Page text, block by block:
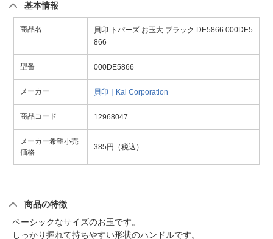
基本情報
商品名
貝印 トパーズ お玉大 ブラック DE5866 000DE5
866
型番 000DE5866
メーカー 貝印｜Kai Corporation
商品コード 12968047
メーカー希望小売
価格
385円（税込）
商品の特徴
ベーシックなサイズのお玉です。
しっかり握れて持ちやすい形状のハンドルです。